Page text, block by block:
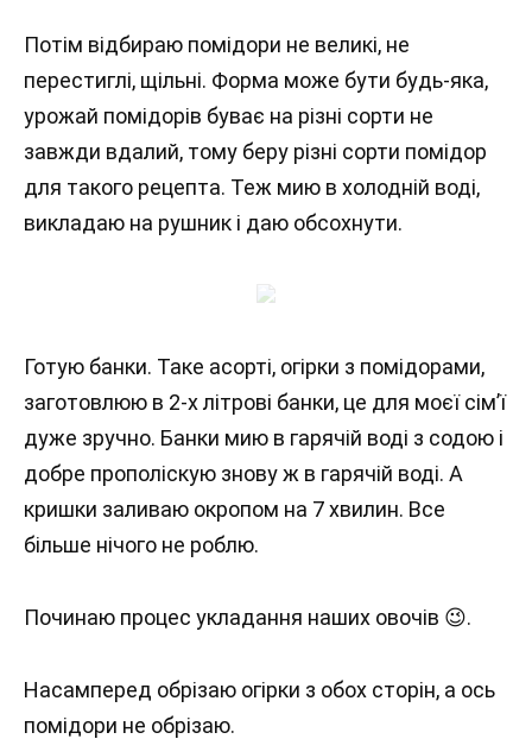
Потім відбираю помідори не великі, не
перестиглі, щільні. Форма може бути будь-яка,
урожай помідорів буває на різні сорти не
завжди вдалий, тому беру різні сорти помідор
для такого рецепта. Теж мию в холодній воді,
викладаю на рушник і даю обсохнути.
Готую банки. Таке асорті, огірки з помідорами,
заготовлюю в 2-х літрові банки, це для моєї сім’ї
дуже зручно. Банки мию в гарячій воді з содою і
добре прополіскую знову ж в гарячій воді. А
кришки заливаю окропом на 7 хвилин. Все
більше нічого не роблю.
Починаю процес укладання наших овочів 😉.
Насамперед обрізаю огірки з обох сторін, а ось
помідори не обрізаю.